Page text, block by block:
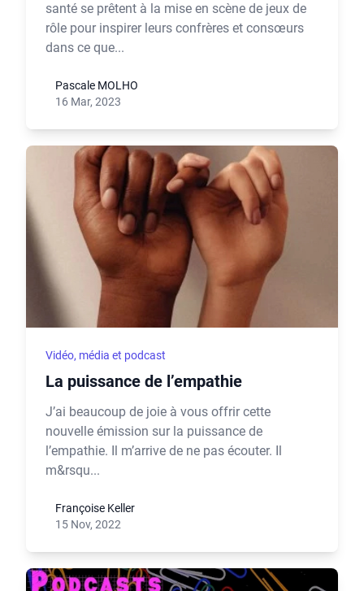
santé se prêtent à la mise en scène de jeux de
rôle pour inspirer leurs confrères et consœurs
dans ce que...
Pascale MOLHO
16 Mar, 2023
Vidéo, média et podcast
La puissance de l’empathie
J’ai beaucoup de joie à vous offrir cette
nouvelle émission sur la puissance de
l’empathie. Il m’arrive de ne pas écouter. Il
m&rsqu...
Françoise Keller
15 Nov, 2022